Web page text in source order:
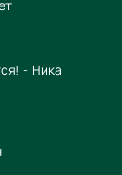
- Ника